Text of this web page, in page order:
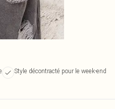
Style décontracté pour le week-end